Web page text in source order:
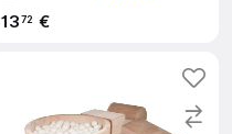
1372 €